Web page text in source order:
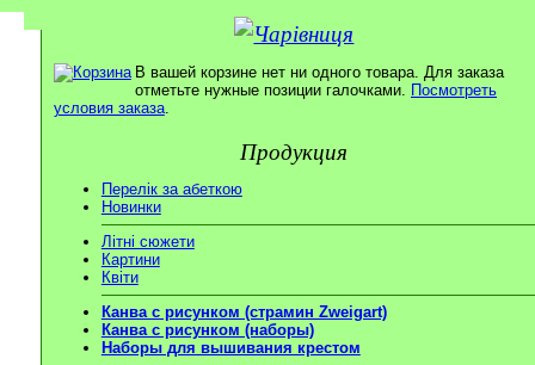
В вашей корзине нет ни одного товара. Для заказа
отметьте нужные позиции галочками. Посмотреть
условия заказа.
Продукция
Перелік за абеткою
Новинки
Літні сюжети
Картини
Квіти
Канва с рисунком (страмин Zweigart)
Канва с рисунком (наборы)
Наборы для вышивания крестом